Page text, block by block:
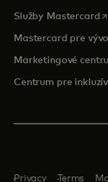
Služby Mastercard
Mastercard pre
Marketingové
Centrum pre
Privacy Terms